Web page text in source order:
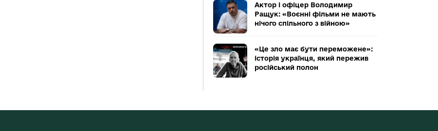
Актор і офіцер Володимир
Ращук: «Воєнні фільми не мають
нічого спільного з війною»
«Це зло має бути переможене»:
історія українця, який пережив
російський полон